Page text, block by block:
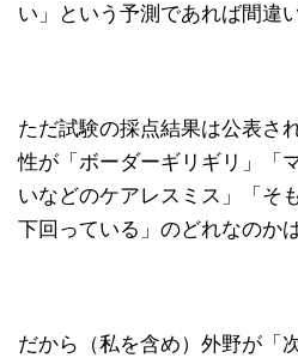
い」という予測であれば間違
ただ試験の採点結果は公表さ
性が「ボーダーギリギリ」「
いなどのケアレスミス」「そ
下回っている」のどれなのか
だから（私を含め）外野が「